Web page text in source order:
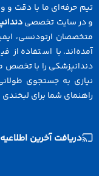
حرفه‌ای ما با دقت و
سایت تخصصی
ارتودنسی،
با استفاده از
را با تخصص
به جستجوی طولانی
شما برای لبخندی
دریافت آخرین اطلاعیه